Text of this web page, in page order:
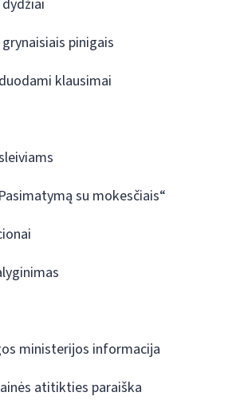
pinigais
klausimai
su mokesčiais“
ministerijos informacija
atitikties paraiška